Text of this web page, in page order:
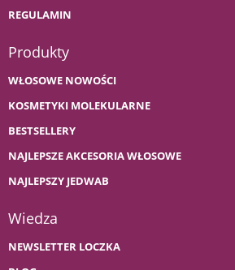
REGULAMIN
Produkty
WŁOSOWE NOWOŚCI
KOSMETYKI MOLEKULARNE
BESTSELLERY
NAJLEPSZE AKCESORIA WŁOSOWE
NAJLEPSZY JEDWAB
Wiedza
NEWSLETTER LOCZKA